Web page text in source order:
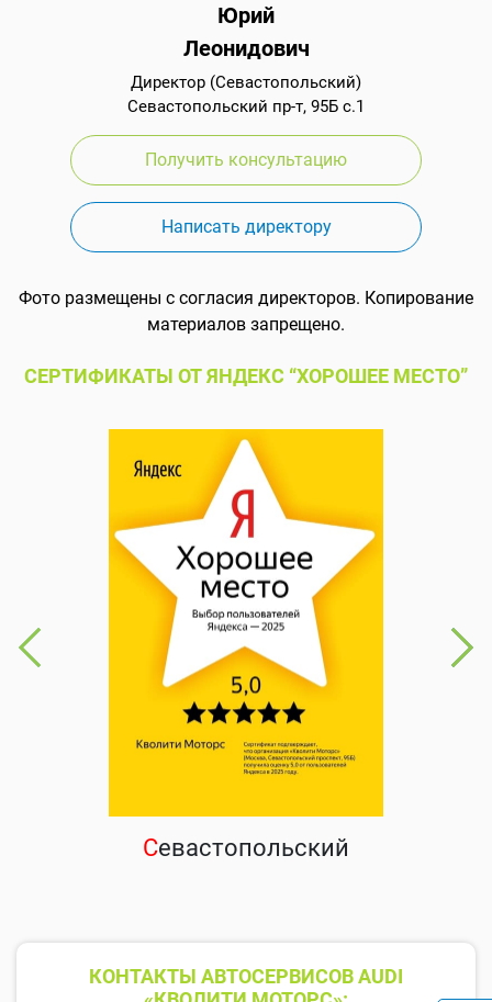
Юрий
Леонидович
Директор (Севастопольский)
Севастопольский пр-т, 95Б с.1
Получить консультацию
Написать директору
Фото размещены с согласия директоров. Копирование
материалов запрещено.
СЕРТИФИКАТЫ ОТ ЯНДЕКС “ХОРОШЕЕ МЕСТО”
Севастопольский
КОНТАКТЫ АВТОСЕРВИСОВ AUDI